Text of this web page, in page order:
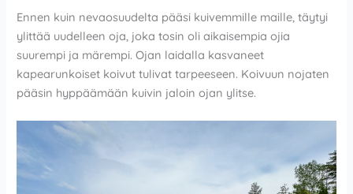
Ennen kuin nevaosuudelta pääsi kuivemmille maille, täytyi
ylittää uudelleen oja, joka tosin oli aikaisempia ojia
suurempi ja märempi. Ojan laidalla kasvaneet
kapearunkoiset koivut tulivat tarpeeseen. Koivuun nojaten
pääsin hyppäämään kuivin jaloin ojan ylitse.